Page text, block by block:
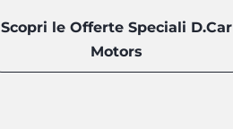
Scopri le Offerte Speciali D.Car
Motors